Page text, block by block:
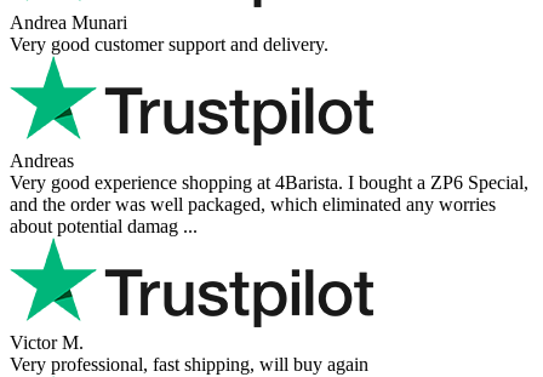
Andrea Munari
Very good customer support and delivery.
Andreas
Very good experience shopping at 4Barista. I bought a ZP6 Special,
and the order was well packaged, which eliminated any worries
about potential damag ...
Victor M.
Very professional, fast shipping, will buy again